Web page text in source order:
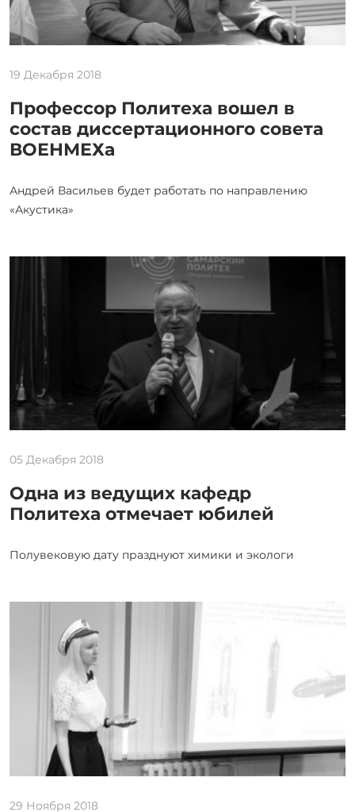
19 Декабря 2018
Профессор Политеха вошел в
состав диссертационного совета
ВОЕНМЕХа
Андрей Васильев будет работать по направлению
«Акустика»
05 Декабря 2018
Одна из ведущих кафедр
Политеха отмечает юбилей
Полувековую дату празднуют химики и экологи
29 Ноября 2018